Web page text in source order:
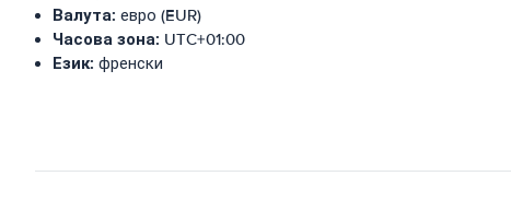
Валута: евро (EUR)
Часова зона: UTC+01:00
Език: френски